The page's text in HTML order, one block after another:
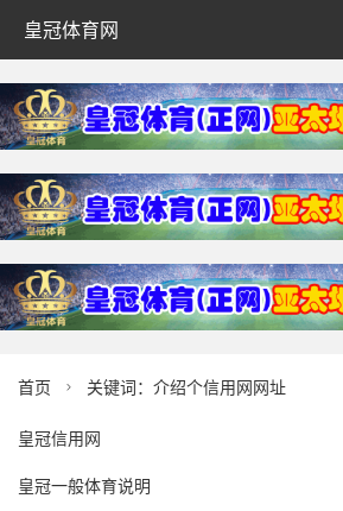
皇冠体育网
首页  关键词：介绍个信用网网址
皇冠信用网
皇冠一般体育说明